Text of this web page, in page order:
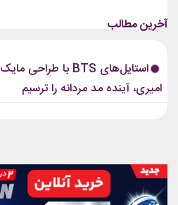
(Amiri)، متعلق به طراح آمریکاییِ ایرانی‌تبار،
است که در تمام این اوت‌فیت‌ها دیده...
استایل‌های BTS با طراحی مایک
امیری، آینده مد مردانه را ترسیم
کردند